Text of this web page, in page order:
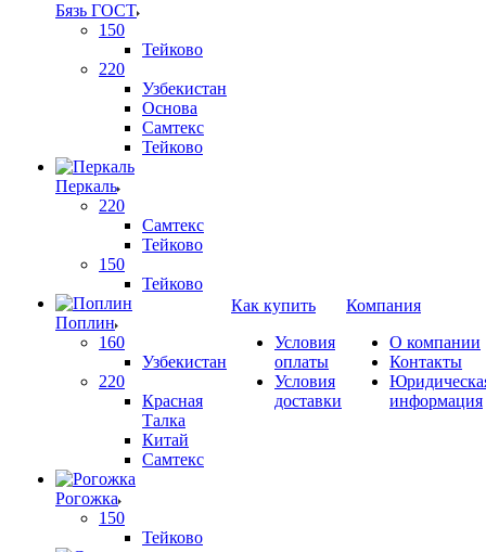
Бязь ГОСТ
150
Тейково
220
Узбекистан
Основа
Самтекс
Тейково
Перкаль
220
Самтекс
Тейково
150
Тейково
Поплин
160
Узбекистан
220
Красная
Талка
Китай
Самтекс
Рогожка
150
Тейково
Как купить
Условия
оплаты
Условия
доставки
Компания
О компании
Контакты
информация